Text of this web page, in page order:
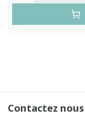
Contactez nous